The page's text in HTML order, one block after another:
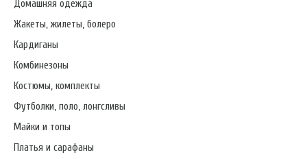
Домашняя одежда
Жакеты, жилеты, болеро
Кардиганы
Комбинезоны
Костюмы, комплекты
Футболки, поло, лонгсливы
Майки и топы
Платья и сарафаны